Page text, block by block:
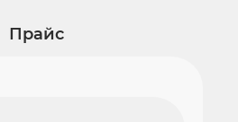
Прайс